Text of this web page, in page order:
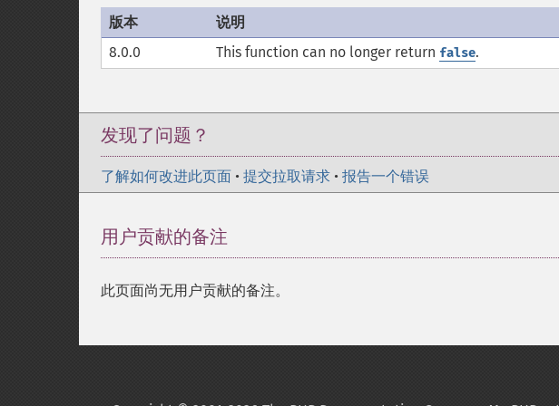
版本
说明
8.0.0
This function can no longer return false.
发现了问题？
了解如何改进此页面 • 提交拉取请求 • 报告一个错误
用户贡献的备注
此页面尚无用户贡献的备注。